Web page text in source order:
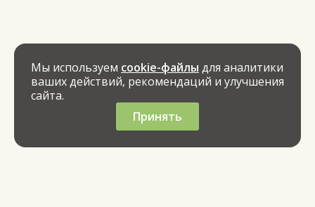
Мы используем cookie-файлы для аналитики
ваших действий, рекомендаций и улучшения
сайта.
Принять